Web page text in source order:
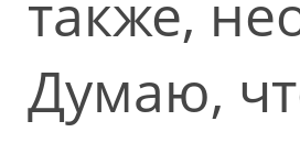
Думаю,